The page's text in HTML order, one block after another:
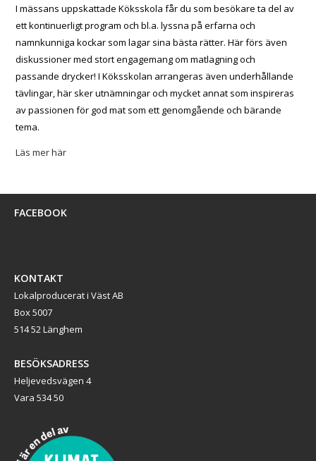
I mässans uppskattade Köksskola får du som besökare ta del av
ett kontinuerligt program och bl.a. lyssna på erfarna och
namnkunniga kockar som lagar sina bästa rätter. Här förs även
diskussioner med stort engagemang om matlagning och
passande drycker! I Köksskolan arrangeras även underhållande
tävlingar, här sker utnämningar och mycket annat som inspireras
av passionen för god mat som ett genomgående och bärande
tema.
Läs mer här
FACEBOOK
KONTAKT
Lokalproducerat i Väst AB
Box 5007
514 52 Länghem
BESÖKSADRESS
Heljevedsvägen 4
Vara 534 50